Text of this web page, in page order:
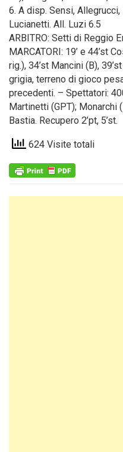
6. A disp. Sensi,
Lucianetti. All. Luzi 6.5
ARBITRO: Setti di Reggio
MARCATORI: 19’ e 44’st
rig.), 34’st Mancini (B),
grigia, terreno di gioco
precedenti. – Spettatori:
Martinetti (GPT); Monarchi
Bastia. Recupero 2’pt, 5’st.
624 Visite totali